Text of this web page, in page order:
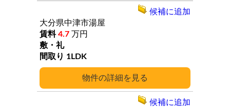
詳細
大分県中津市湯屋
4.7 万円
1LDK
候補に追加
候補に追加